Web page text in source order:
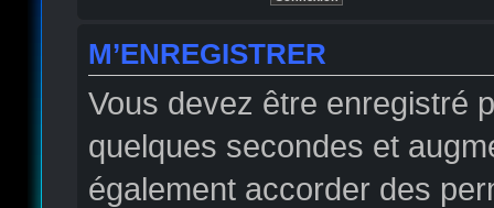
M’ENREGISTRER
Vous devez être enregistré
quelques secondes et
également accorder des